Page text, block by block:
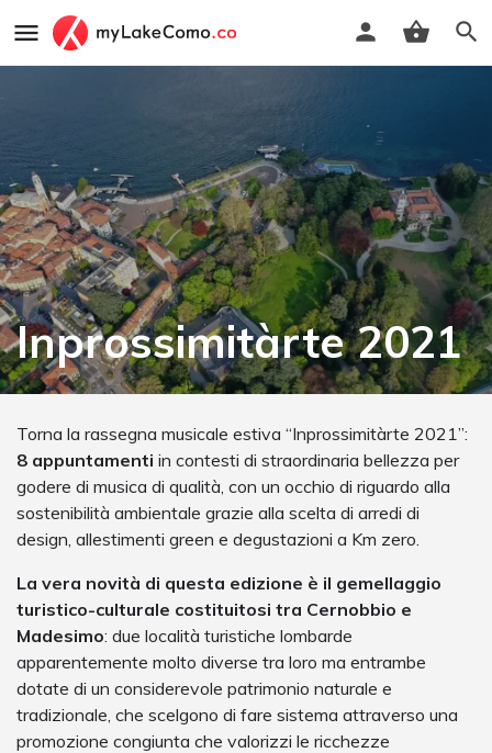
Inprossimitàrte 2021
Torna la rassegna musicale estiva “Inprossimitàrte 2021”:
8 appuntamenti in contesti di straordinaria bellezza per
godere di musica di qualità, con un occhio di riguardo alla
sostenibilità ambientale grazie alla scelta di arredi di
design, allestimenti green e degustazioni a Km zero.
La vera novità di questa edizione è il gemellaggio
turistico-culturale costituitosi tra Cernobbio e
Madesimo: due località turistiche lombarde
apparentemente molto diverse tra loro ma entrambe
dotate di un considerevole patrimonio naturale e
tradizionale, che scelgono di fare sistema attraverso una
promozione congiunta che valorizzi le ricchezze